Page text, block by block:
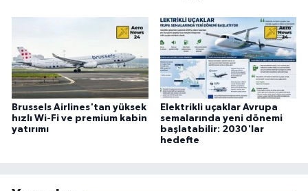
Brussels Airlines'tan yüksek
hızlı Wi-Fi ve premium kabin
yatırımı
Elektrikli uçaklar Avrupa
semalarında yeni dönemi
başlatabilir: 2030'lar
hedefte